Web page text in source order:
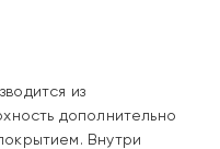
из
дополнительно
Внутри